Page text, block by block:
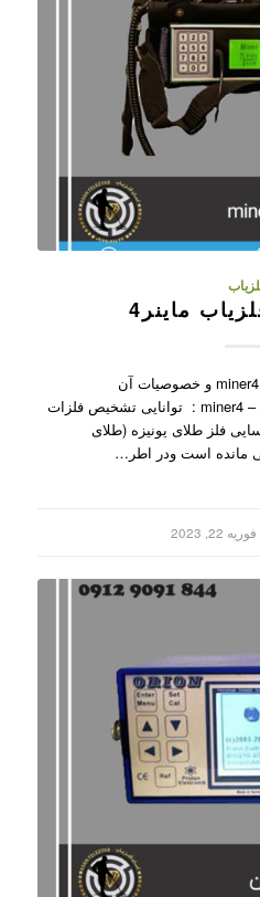
دستگاه فلزیاب ماینر4 – miner4 miner4 و خصوصیات آن
خصوصیات دستگاه فلزیاب ماینر4 – miner4 : توانایی تشخیص فلزات
فلز طلای یونیزه (طلای
مانده است ودر اطر…
فوریه 22, 2023